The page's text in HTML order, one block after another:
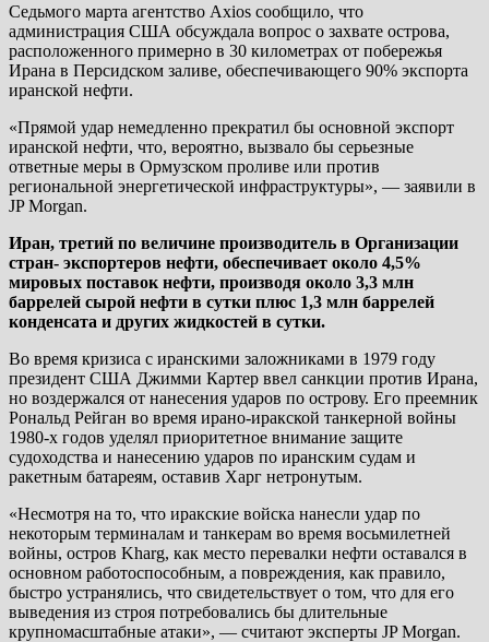
Седьмого марта агентство Axios сообщило, что
администрация США обсуждала вопрос о захвате острова,
расположенного примерно в 30 километрах от побережья
Ирана в Персидском заливе, обеспечивающего 90% экспорта
иранской нефти.
«Прямой удар немедленно прекратил бы основной экспорт
иранской нефти, что, вероятно, вызвало бы серьезные
ответные меры в Ормузском проливе или против
региональной энергетической инфраструктуры», — заявили в
JP Morgan.
Иран, третий по величине производитель в Организации
стран- экспортеров нефти, обеспечивает около 4,5%
мировых поставок нефти, производя около 3,3 млн
баррелей сырой нефти в сутки плюс 1,3 млн баррелей
конденсата и других жидкостей в сутки.
Во время кризиса с иранскими заложниками в 1979 году
президент США Джимми Картер ввел санкции против Ирана,
но воздержался от нанесения ударов по острову. Его преемник
Рональд Рейган во время ирано-иракской танкерной войны
1980-х годов уделял приоритетное внимание защите
судоходства и нанесению ударов по иранским судам и
ракетным батареям, оставив Харг нетронутым.
«Несмотря на то, что иракские войска нанесли удар по
некоторым терминалам и танкерам во время восьмилетней
войны, остров Kharg, как место перевалки нефти оставался в
основном работоспособным, а повреждения, как правило,
быстро устранялись, что свидетельствует о том, что для его
выведения из строя потребовались бы длительные
крупномасштабные атаки», — считают эксперты JP Morgan.